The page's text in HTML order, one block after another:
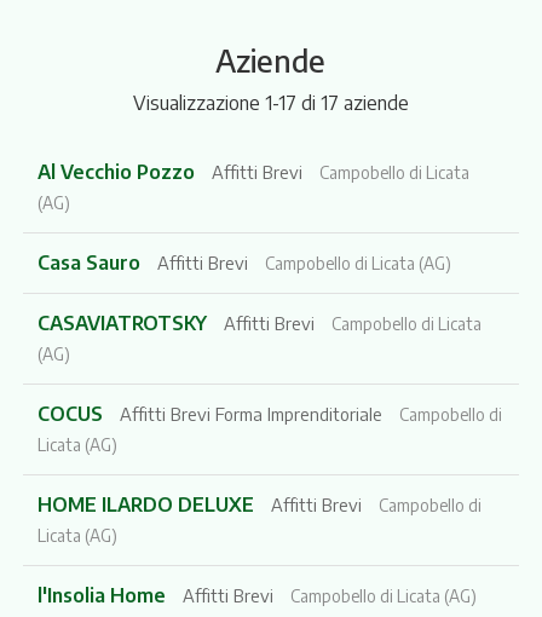
Aziende
Visualizzazione 1-17 di 17 aziende
Al Vecchio Pozzo Affitti Brevi
Campobello di Licata
(AG)
Casa Sauro Affitti Brevi Campobello di Licata (AG)
CASAVIATROTSKY Affitti Brevi
Campobello di Licata
(AG)
COCUS Affitti Brevi Forma Imprenditoriale
Campobello di
Licata (AG)
HOME ILARDO DELUXE Affitti Brevi
Campobello di
Licata (AG)
l'Insolia Home Affitti Brevi Campobello di Licata (AG)